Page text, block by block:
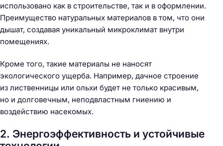
использовано как в строительстве, так и в оформлении.
Преимущество натуральных материалов в том, что они
дышат, создавая уникальный микроклимат внутри
помещениях.
Кроме того, такие материалы не наносят
экологического ущерба. Например, дачное строение
из лиственницы или ольхи будет не только красивым,
но и долговечным, неподвластным гниению и
воздействию насекомых.
2. Энергоэффективность и устойчивые